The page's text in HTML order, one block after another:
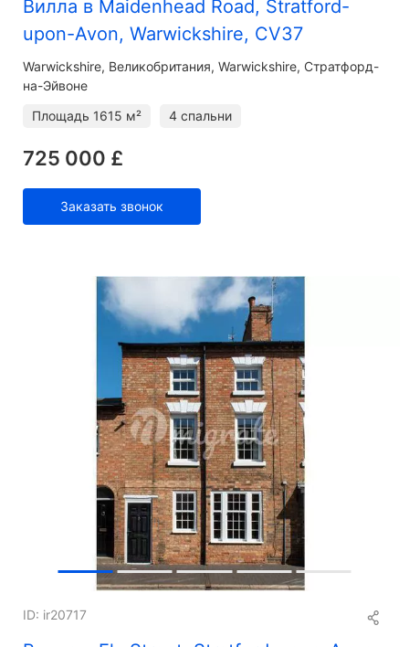
Вилла в Maidenhead Road, Stratford-
upon-Avon, Warwickshire, CV37
Warwickshire Великобритания, Warwickshire, Стратфорд-
на-Эйвоне
Площадь 1615 м² 4 спальни
725 000 £
Заказать звонок
ID: ir20717